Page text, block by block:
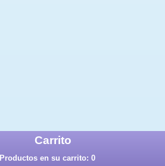
Carrito
Productos en su carrito: 0